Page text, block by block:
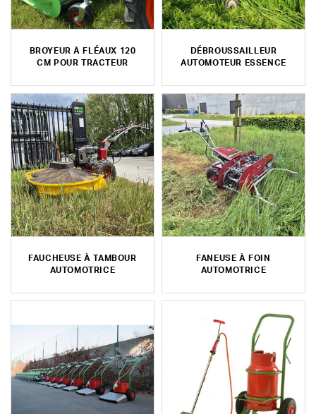
BROYEUR À FLÉAUX 120
CM POUR TRACTEUR
DÉBROUSSAILLEUR
AUTOMOTEUR ESSENCE
FAUCHEUSE À TAMBOUR
AUTOMOTRICE
FANEUSE À FOIN
AUTOMOTRICE